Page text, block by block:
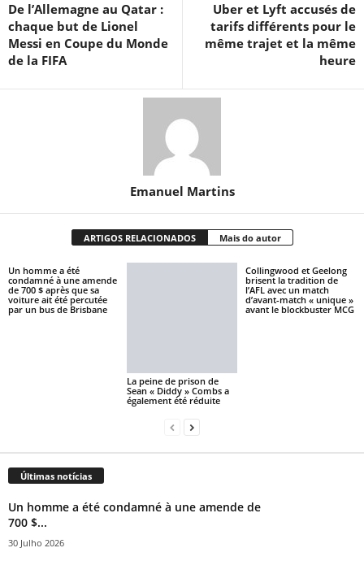
De l’Allemagne au Qatar :
chaque but de Lionel
Messi en Coupe du Monde
de la FIFA
Uber et Lyft accusés de
tarifs différents pour le
même trajet et la même
heure
Emanuel Martins
ARTIGOS RELACIONADOS Mais do autor
Un homme a été
condamné à une amende
de 700 $ après que sa
voiture ait été percutée
par un bus de Brisbane
La peine de prison de
Sean « Diddy » Combs a
également été réduite
Collingwood et Geelong
brisent la tradition de
l’AFL avec un match
d’avant-match « unique »
avant le blockbuster MCG
Últimas notícias
Un homme a été condamné à une amende de
700 $...
30 Julho 2026